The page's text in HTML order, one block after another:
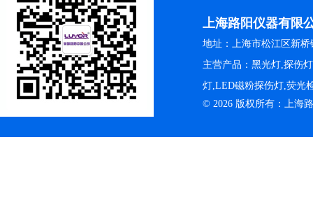
上海路阳仪器有限
地址：上海市松江区新桥
主营产品：黑光灯,探伤
灯,LED磁粉探伤灯,荧光
© 2026 版权所有：上海